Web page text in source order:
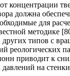
концентрации
должна
для
методике
других типов с
реологических
приводит к
на